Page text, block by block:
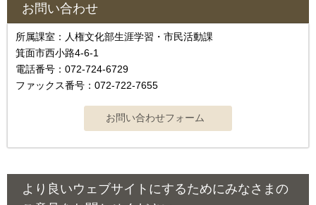
お問い合わせ
所属課室：人権文化部生涯学習・市民活動課
箕面市西小路4‐6‐1
電話番号：072-724-6729
ファックス番号：072-722-7655
より良いウェブサイトにするためにみなさまの